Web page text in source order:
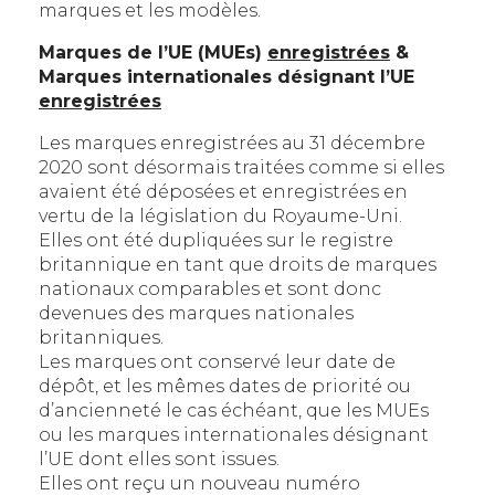
marques et les modèles.
Marques de l’UE (MUEs) enregistrées&
Marques internationales désignant l’UE
enregistrées
Les marques enregistrées au 31 décembre
2020 sont désormais traitées comme si elles
avaient été déposées et enregistrées en
vertu de la législation du Royaume-Uni.
Elles ont été dupliquées sur le registre
britannique en tant que droits de marques
nationaux comparables et sont donc
devenues des marques nationales
britanniques.
Les marques ont conservé leur date de
dépôt, et les mêmes dates de priorité ou
d’ancienneté le cas échéant, que les MUEs
ou les marques internationales désignant
l’UE dont elles sont issues.
Elles ont reçu un nouveau numéro